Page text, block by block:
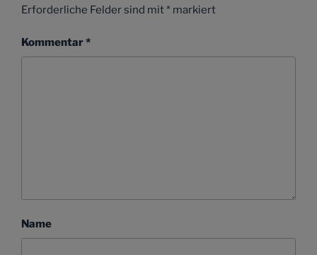
Erforderliche Felder sind mit* markiert
Kommentar*
Name